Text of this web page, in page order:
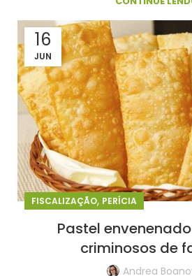
16
JUN
FISCALIZAÇÃO, PERÍCIA
Pastel
criminosos de
Andrea